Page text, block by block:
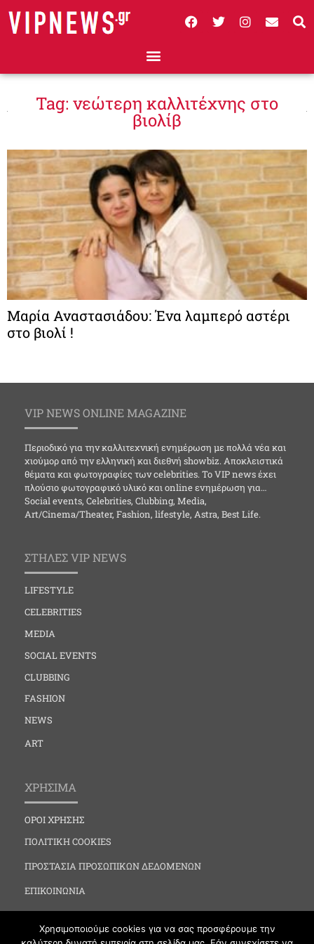
Tag: νεώτερη καλλιτέχνης στο
βιολίβ
Μαρία Αναστασιάδου: Ένα λαμπερό αστέρι
στο βιολί !
VIP NEWS ONLINE MAGAZINE
Περιοδικό για την καλλιτεχνική ενημέρωση με πολλά νέα και
χιούμορ από την ελληνική και διεθνή showbiz. Αποκλειστικά
θέματα και φωτογραφίες των celebrities. Το VIP news έχει
πλούσιο φωτογραφικό υλικό και online ενημέρωση για…
Social events, Celebrities, Clubbing, Media,
Art/Cinema/Theater, Fashion, lifestyle, Astra, Best Life.
ΣΤΗΛΕΣ VIP NEWS
LIFESTYLE
CELEBRITIES
MEDIA
SOCIAL EVENTS
CLUBBING
FASHION
NEWS
ART
ΧΡΗΣΙΜΑ
ΟΡΟΙ ΧΡΗΣΗΣ
ΠΟΛΙΤΙΚΗ COOKIES
ΠΡΟΣΤΑΣΙΑ ΠΡΟΣΩΠΙΚΩΝ ΔΕΔΟΜΕΝΩΝ
ΕΠΙΚΟΙΝΩΝΙΑ
Χρησιμοποιούμε cookies για να σας προσφέρουμε την